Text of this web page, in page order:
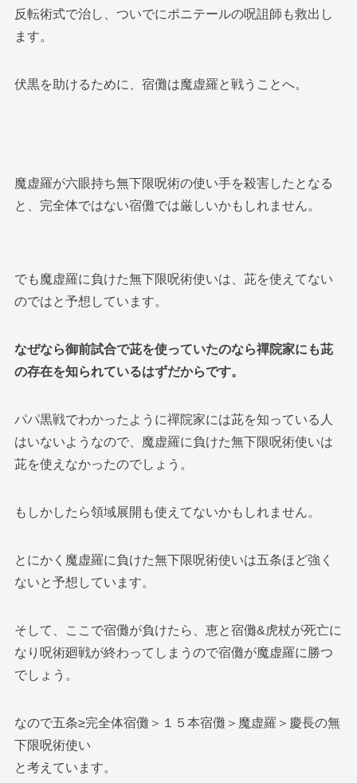
反転術式で治し、ついでにポニテールの呪詛師も救出し
ます。
伏黒を助けるために、宿儺は魔虚羅と戦うことへ。
魔虚羅が六眼持ち無下限呪術の使い手を殺害したとなる
と、完全体ではない宿儺では厳しいかもしれません。
でも魔虚羅に負けた無下限呪術使いは、茈を使えてない
のではと予想しています。
なぜなら御前試合で茈を使っていたのなら禪院家にも茈
の存在を知られているはずだからです。
パパ黒戦でわかったように禪院家には茈を知っている人
はいないようなので、魔虚羅に負けた無下限呪術使いは
茈を使えなかったのでしょう。
もしかしたら領域展開も使えてないかもしれません。
とにかく魔虚羅に負けた無下限呪術使いは五条ほど強く
ないと予想しています。
そして、ここで宿儺が負けたら、恵と宿儺&虎杖が死亡に
なり呪術廻戦が終わってしまうので宿儺が魔虚羅に勝つ
でしょう。
なので五条≥完全体宿儺＞１５本宿儺＞魔虚羅＞慶長の無
下限呪術使い
と考えています。